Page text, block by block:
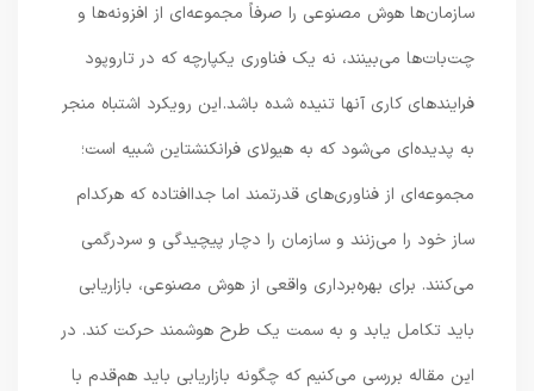
سازمان‌ها هوش مصنوعی را صرفاً مجموعه‌ای از افزونه‌ها و
چت‌بات‌ها می‌بینند، نه یک فناوری یکپارچه که در تاروپود
فرایندهای کاری آنها تنیده شده باشد. این رویکرد اشتباه منجر
به پدیده‌ای می‌شود که به هیولای فرانکنشتاین شبیه است؛
مجموعه‌ای از فناوری‌های قدرتمند اما جداافتاده که هرکدام
ساز خود را می‌زنند و سازمان را دچار پیچیدگی و سردرگمی
می‌کنند. برای بهره‌برداری واقعی از هوش مصنوعی، بازاریابی
باید تکامل یابد و به سمت یک طرح هوشمند حرکت کند. در
این مقاله بررسی می‌کنیم که چگونه بازاریابی باید هم‌قدم با